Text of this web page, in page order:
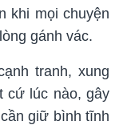
khi mọi chuyện
gánh vác.
tranh, xung
cứ lúc nào, gây
giữ bình tĩnh